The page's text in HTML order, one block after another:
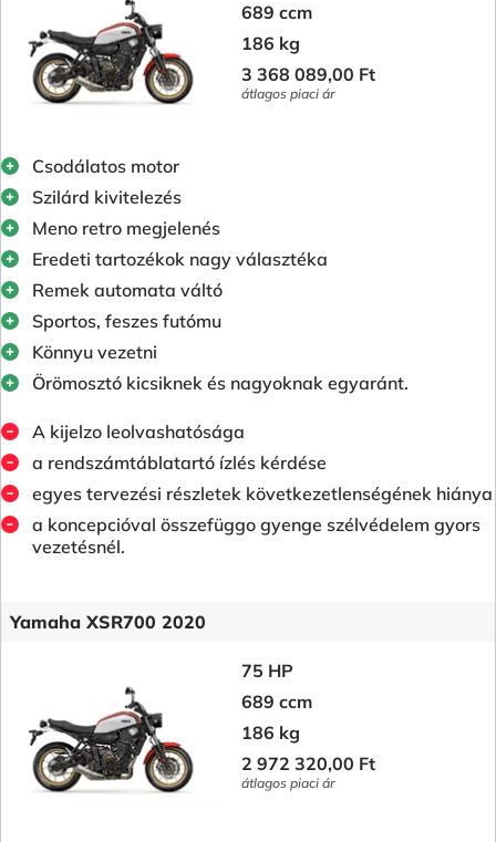
689 ccm
186 kg
3 368 089,00 Ft
átlagos piaci ár
Csodálatos motor
Szilárd kivitelezés
Meno retro megjelenés
Eredeti tartozékok nagy választéka
Remek automata váltó
Sportos, feszes futómu
Könnyu vezetni
Örömosztó kicsiknek és nagyoknak egyaránt.
A kijelzo leolvashatósága
a rendszámtáblatartó ízlés kérdése
egyes tervezési részletek következetlenségének hiánya
a koncepcióval összefüggo gyenge szélvédelem gyors
vezetésnél.
Yamaha XSR700 2020
75 HP
689 ccm
186 kg
2 972 320,00 Ft
átlagos piaci ár